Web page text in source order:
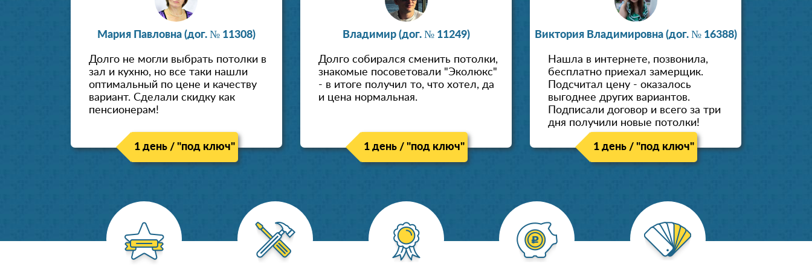
Мария Павловна (дог. № 11308)
Долго не могли выбрать потолки в
зал и кухню, но все таки нашли
оптимальный по цене и качеству
вариант. Сделали скидку как
пенсионерам!
1 день / "под ключ"
Владимир (дог. № 11249)
Долго собирался сменить потолки,
знакомые посоветовали "Эколюкс"
- в итоге получил то, что хотел, да
и цена нормальная.
1 день / "под ключ"
Виктория Владимировна (дог. № 16388)
Нашла в интернете, позвонила,
бесплатно приехал замерщик.
Подсчитал цену - оказалось
выгоднее других вариантов.
Подписали договор и всего за три
дня получили новые потолки!
1 день / "под ключ"